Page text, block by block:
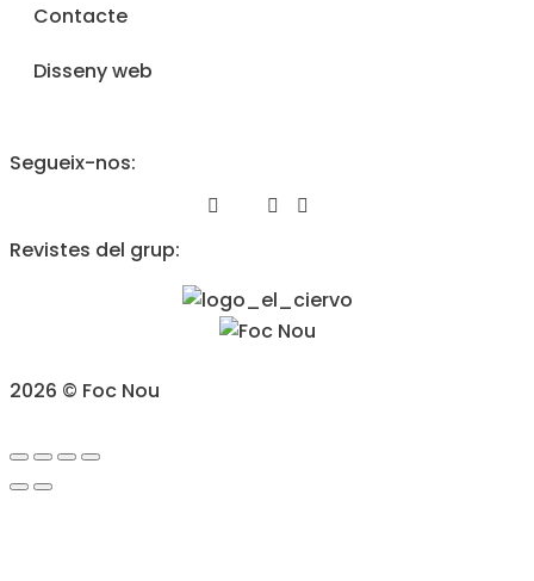
Contacte
Disseny web
Segueix-nos:
Revistes del grup:
2026 © Foc Nou